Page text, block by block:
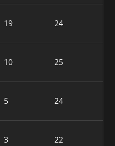
19 24
10 25
5 24
3 22